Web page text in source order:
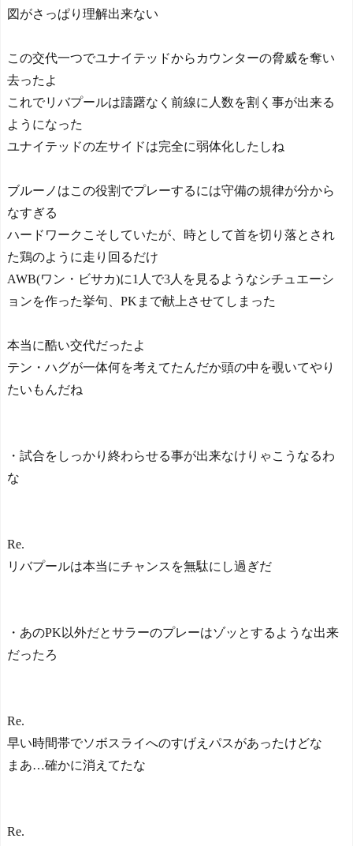
図がさっぱり理解出来ない
この交代一つでユナイテッドからカウンターの脅威を奪い
去ったよ
これでリバプールは躊躇なく前線に人数を割く事が出来る
ようになった
ユナイテッドの左サイドは完全に弱体化したしね
ブルーノはこの役割でプレーするには守備の規律が分から
なすぎる
ハードワークこそしていたが、時として首を切り落とされ
た鶏のように走り回るだけ
AWB(ワン・ビサカ)に1人で3人を見るようなシチュエーシ
ョンを作った挙句、PKまで献上させてしまった
本当に酷い交代だったよ
テン・ハグが一体何を考えてたんだか頭の中を覗いてやり
たいもんだね
・試合をしっかり終わらせる事が出来なけりゃこうなるわ
な
Re.
リバプールは本当にチャンスを無駄にし過ぎだ
・あのPK以外だとサラーのプレーはゾッとするような出来
だったろ
Re.
早い時間帯でソボスライへのすげえパスがあったけどな
まあ…確かに消えてたな
Re.